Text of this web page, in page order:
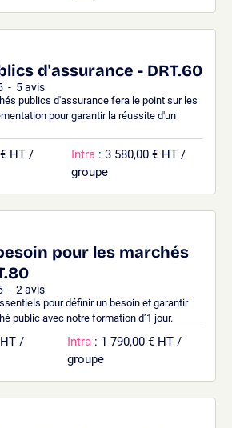
d'assurance - DRT.60
- 5avis
publics d'assurance fera le point sur les
pour garantir la réussite d'un
HT /
Intra : 3 580,00 € HT /
groupe
pour les marchés
- 2 avis
pour définir un besoin et garantir
public avec notre formation d’1 jour.
/
Intra : 1 790,00 € HT /
groupe